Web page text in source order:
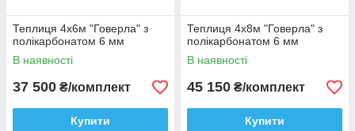
Теплиця 4х6м "Говерла" з
полікарбонатом 6 мм
В наявності
37 500 ₴/комплект
Купити
Теплиця 4х8м "Говерла" з
полікарбонатом 6 мм
В наявності
45 150 ₴/комплект
Купити